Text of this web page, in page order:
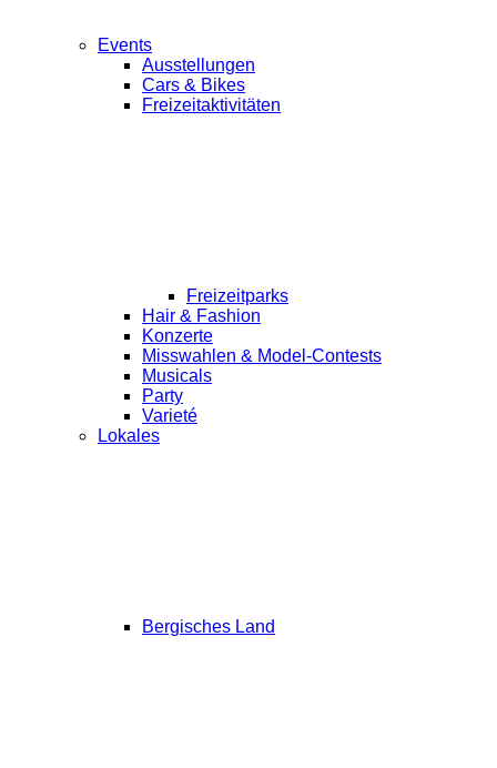
Events
Ausstellungen
Cars & Bikes
Freizeitaktivitäten
Freizeitparks
Hair & Fashion
Konzerte
Misswahlen & Model-Contests
Musicals
Party
Varieté
Lokales
Bergisches Land